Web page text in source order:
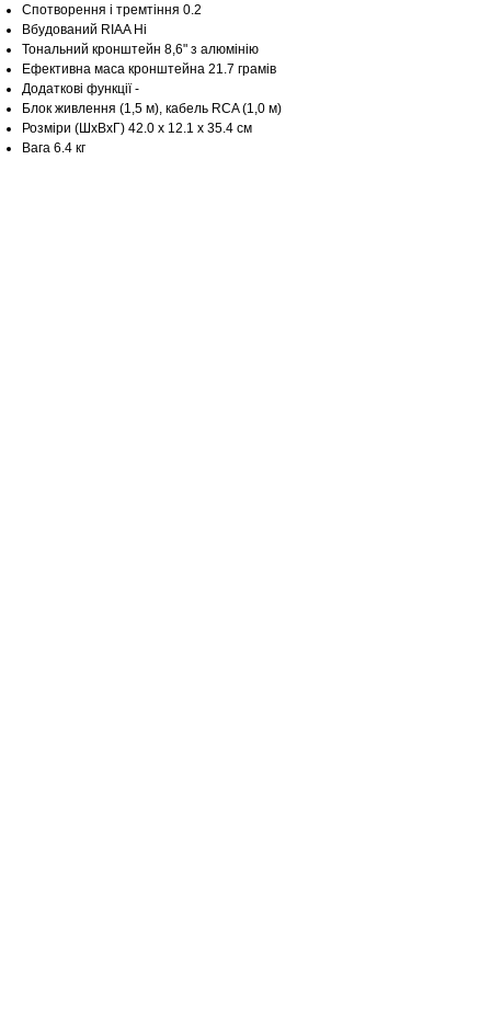
Спотворення і тремтіння 0.2
Вбудований RIAA Ні
Тональний кронштейн 8,6" з алюмінію
Ефективна маса кронштейна 21.7 грамів
Додаткові функції -
Блок живлення (1,5 м), кабель RCA (1,0 м)
Розміри (ШхВхГ) 42.0 x 12.1 x 35.4 см
Вага 6.4 кг